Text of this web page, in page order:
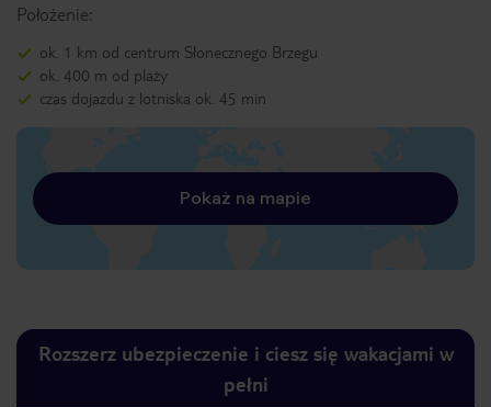
Położenie:
ok. 1 km od centrum Słonecznego Brzegu
ok. 400 m od plaży
czas dojazdu z lotniska ok. 45 min
Pokaż na mapie
Rozszerz ubezpieczenie i ciesz się wakacjami w
pełni